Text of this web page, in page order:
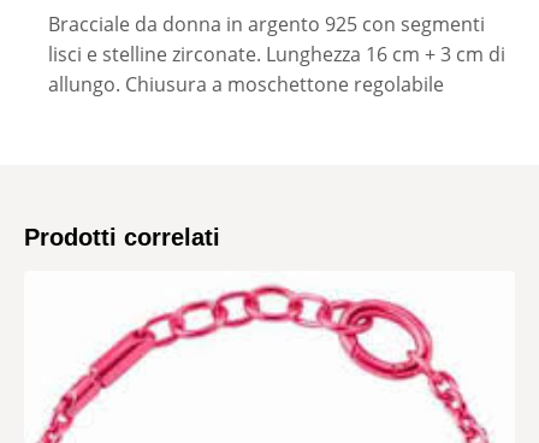
Bracciale da donna in argento 925 con segmenti
lisci e stelline zirconate. Lunghezza 16 cm + 3 cm di
allungo. Chiusura a moschettone regolabile
Prodotti correlati